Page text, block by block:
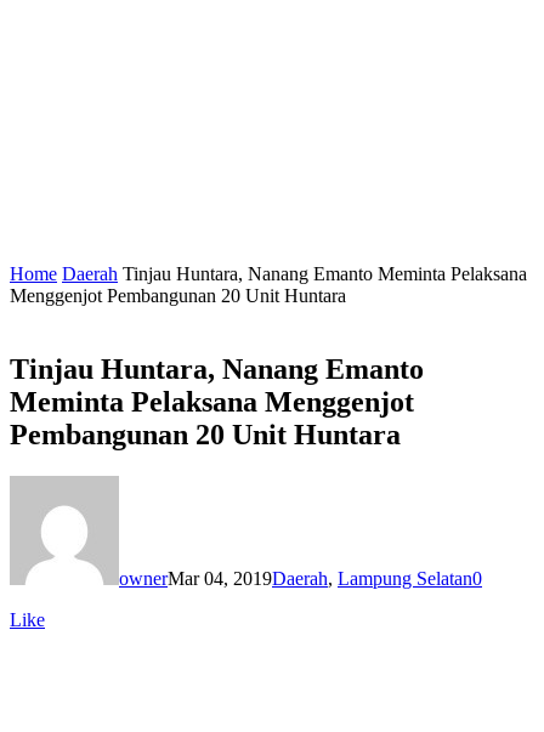
Menggenjot Pembangunan 20 Unit Huntara
Meminta Pelaksana Menggenjot
Pembangunan 20 Unit Huntara